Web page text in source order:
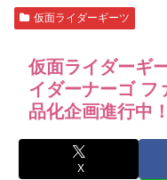
仮面ライダーギーツ
仮面ライダーギ
イダーナーゴ フ
品化企画進行中！
X